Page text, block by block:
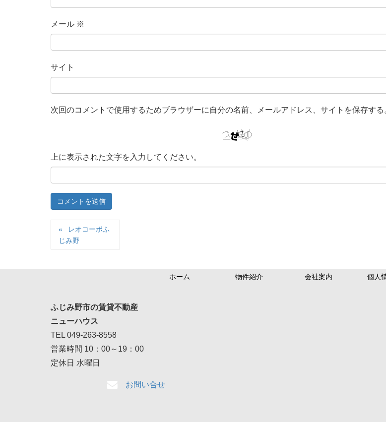
メール ※
サイト
次回のコメントで使用するためブラウザーに自分の名前、メールアドレス、サイトを保存する
上に表示された文字を入力してください。
レオコーポふ
じみ野
ホーム 物件紹介 会社案内 個人
ふじみ野市の賃貸不動産
ニューハウス
TEL 049-263-8558
営業時間 10：00～19：00
定休日 水曜日
お問い合せ